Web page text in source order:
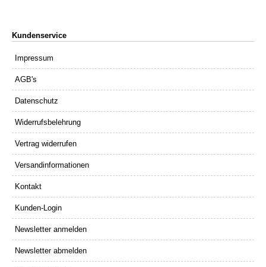
Kundenservice
Impressum
AGB's
Datenschutz
Widerrufsbelehrung
Vertrag widerrufen
Versandinformationen
Kontakt
Kunden-Login
Newsletter anmelden
Newsletter abmelden